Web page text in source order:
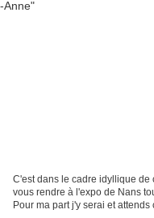
C'est dans le cadre idyllique
vous rendre à l'expo de Nans
Pour ma part j'y serai et